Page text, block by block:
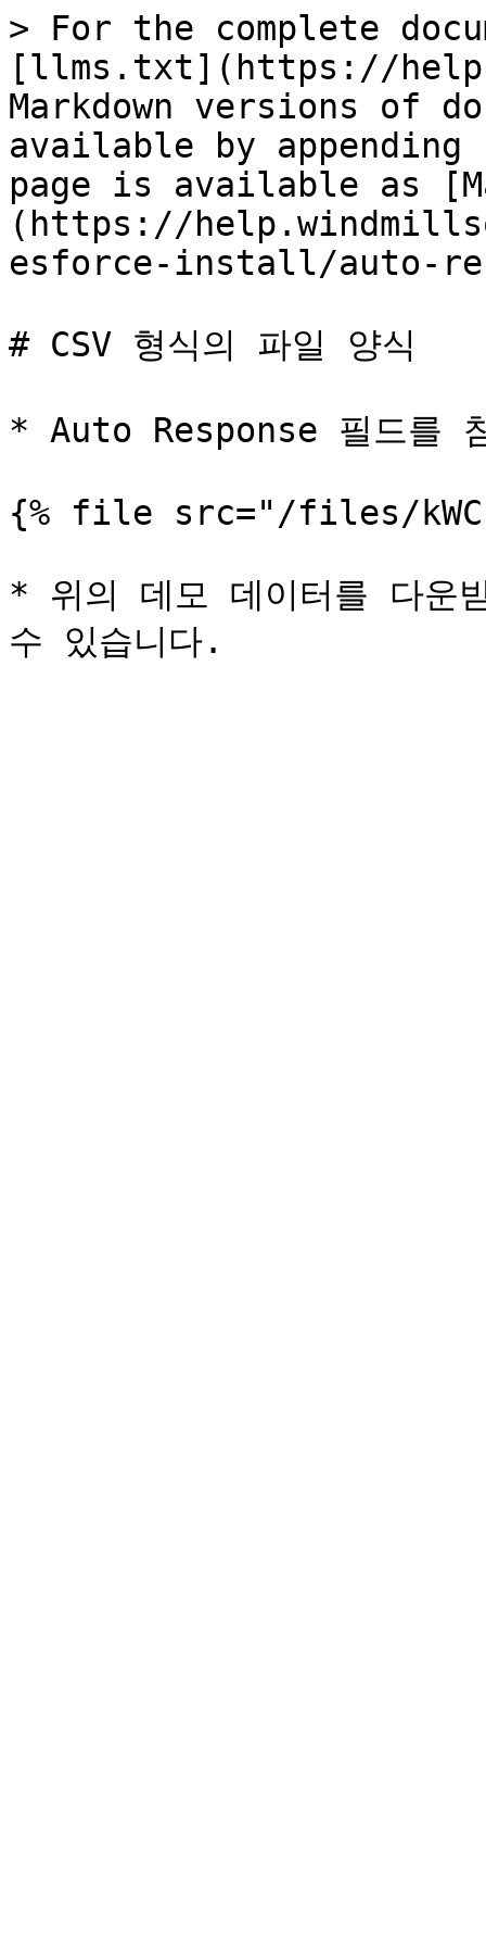
> For the complete
[llms.txt](https://
Markdown versions of
available by
page is available as
(https://
esforce-install/auto-
# CSV 형식의 파일 양식
* Auto Response 필드를
{% file src="/files/
* 위의 데모 데이터를 다운